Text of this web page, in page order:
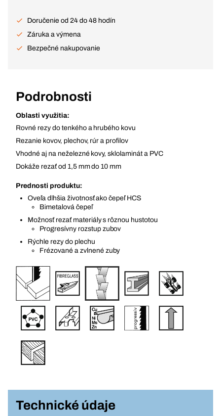
Doručenie od 24 do 48 hodín
Záruka a výmena
Bezpečné nakupovanie
Podrobnosti
Oblasti využitia:
Rovné rezy do tenkého a hrubého kovu
Rezanie kovov, plechov, rúr a profilov
Vhodné aj na neželezné kovy, sklolaminát a PVC
Dokáže rezať od 1,5 mm do 10 mm
Prednosti produktu:
Oveľa dlhšia životnosť ako čepeľ HCS
Bimetalová čepeľ
Možnosť rezať materiály s rôznou hustotou
Progresívny rozstup zubov
Rýchle rezy do plechu
Frézované a zvlnené zuby
Technické údaje